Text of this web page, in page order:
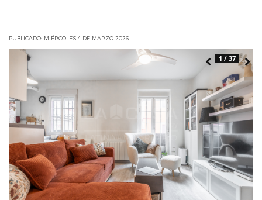
PUBLICADO: MIÉRCOLES 4 DE MARZO 2026
1 / 37